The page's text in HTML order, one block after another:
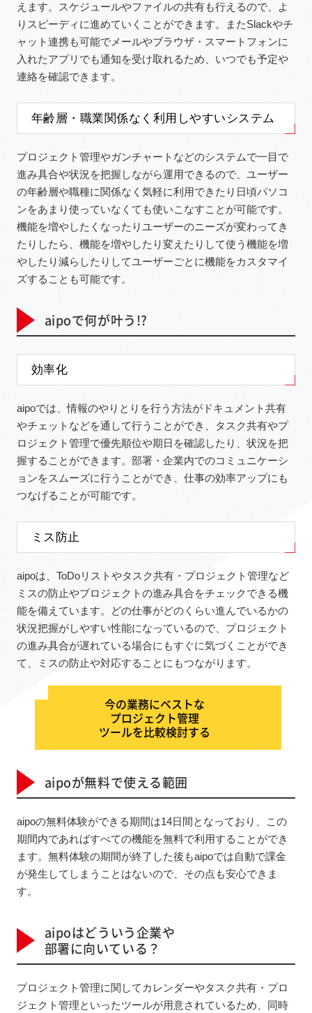
えます。スケジュールやファイルの共有も行えるので、よ
りスピーディに進めていくことができます。またSlackやチ
ャット連携も可能でメールやブラウザ・スマートフォンに
入れたアプリでも通知を受け取れるため、いつでも予定や
連絡を確認できます。
年齢層・職業関係なく利用しやすいシステム
プロジェクト管理やガンチャートなどのシステムで一目で
進み具合や状況を把握しながら運用できるので、ユーザー
の年齢層や職種に関係なく気軽に利用できたり日頃パソコ
ンをあまり使っていなくても使いこなすことが可能です。
機能を増やしたくなったりユーザーのニーズが変わってき
たりしたら、機能を増やしたり変えたりして使う機能を増
やしたり減らしたりしてユーザーごとに機能をカスタマイ
ズすることも可能です。
aipoで何が叶う!?
効率化
aipoでは、情報のやりとりを行う方法がドキュメント共有
やチェットなどを通して行うことができ、タスク共有やプ
ロジェクト管理で優先順位や期日を確認したり、状況を把
握することができます。部署・企業内でのコミュニケーシ
ョンをスムーズに行うことができ、仕事の効率アップにも
つなげることが可能です。
ミス防止
aipoは、ToDoリストやタスク共有・プロジェクト管理など
ミスの防止やプロジェクトの進み具合をチェックできる機
能を備えています。どの仕事がどのくらい進んでいるかの
状況把握がしやすい性能になっているので、プロジェクト
の進み具合が遅れている場合にもすぐに気づくことができ
て、ミスの防止や対応することにもつながります。
今の業務にベストな
プロジェクト管理
ツールを比較検討する
aipoが無料で使える範囲
aipoの無料体験ができる期間は14日間となっており、この
期間内であればすべての機能を無料で利用することができ
ます。無料体験の期間が終了した後もaipoでは自動で課金
が発生してしまうことはないので、その点も安心できま
す。
aipoはどういう企業や
部署に向いている？
プロジェクト管理に関してカレンダーやタスク共有・プロ
ジェクト管理といったツールが用意されているため、同時